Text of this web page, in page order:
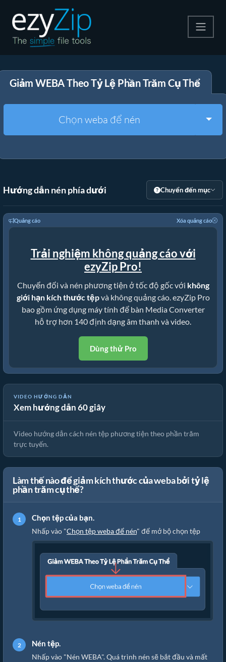
Giải nén
Công cụ khác
Giảm WEBA Theo Tỷ Lệ Phần Trăm Cụ Thể
Chọn weba để nén
Hướng dẫn nén phía dưới Chuyển đến mục
Quảng cáo Xóa quảng cáo
Trải nghiệm không quảng cáo với
ezyZip Pro!
Chuyển đổi và nén phương tiện ở tốc độ gốc với không
giới hạn kích thước tệpvà không quảng cáo. ezyZip Pro
bao gồm ứng dụng máy tính để bàn Media Converter
hỗ trợ hơn 140 định dạng âm thanh và video.
Dùng thử Pro
VIDEO HƯỚNG DẪN
Xem hướng dẫn 60 giây
🎬 Cách Nén Phương Tiện Theo Phần Trăm Trực Tuyến Miễn Phí
Video hướng dẫn cách nén tệp phương tiện theo phần trăm
trực tuyến.
Làm thế nào để giảm kích thước của weba bởi tỷ lệ
phần trăm cụ thể?
Chọn tệp của bạn.
Nhấp vào "Chọn tệp weba để nén" để mở bộ chọn tệp
Nén tệp.
Nhấp vào "Nén WEBA". Quá trình nén sẽ bắt đầu và mất